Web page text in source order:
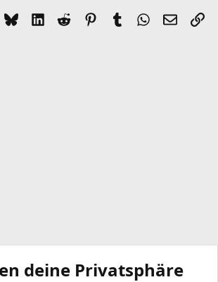
(Twitter)
BlueskyLinkedIn
Reddit Pinterest
Tumblr WhatsApp
E-Mail
deine Privatsphäre